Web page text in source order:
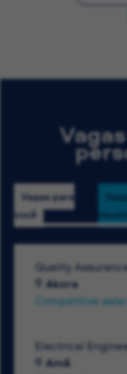
Vagas para
você
Quality
Akora
Competitive
Electrical
Amã